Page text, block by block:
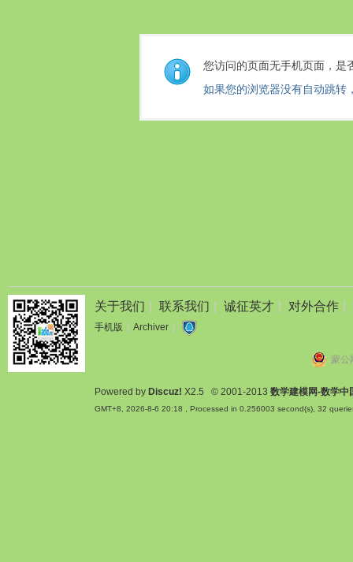
您访问的页面无手机页面，是
如果您的浏览器没有自动跳转
关于我们 联系我们 诚征英才 对外合作
手机版 Archiver
蒙公
Powered by Discuz! X2.5 © 2001-2013 数学建模网-数学中
GMT+8, 2026-8-6 20:18 , Processed in 0.256003 second(s), 32